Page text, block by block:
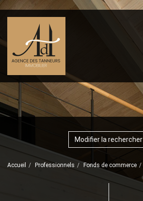
Modifier la rechercher
Accueil Professionnels Fonds de commerce